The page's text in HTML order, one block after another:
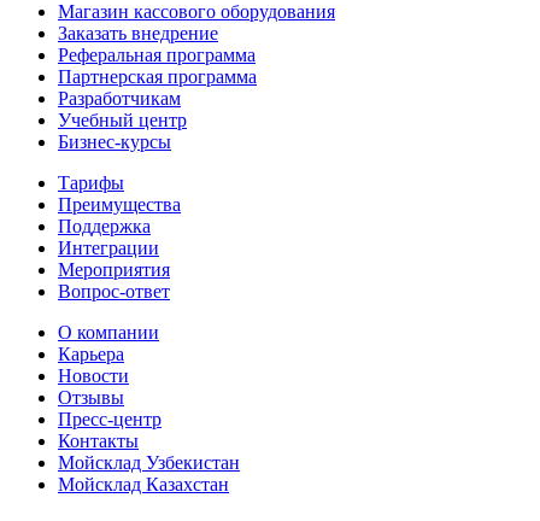
Магазин кассового оборудования
Заказать внедрение
Реферальная программа
Партнерская программа
Разработчикам
Учебный центр
Бизнес‑курсы
Тарифы
Преимущества
Поддержка
Интеграции
Мероприятия
Вопрос-ответ
О компании
Карьера
Новости
Отзывы
Пресс-центр
Контакты
Мойсклад Узбекистан
Мойсклад Казахстан